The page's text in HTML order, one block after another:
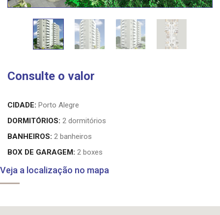
Consulte o valor
CIDADE: Porto Alegre
DORMITÓRIOS: 2 dormitórios
BANHEIROS: 2 banheiros
BOX DE GARAGEM: 2 boxes
Veja a localização no mapa